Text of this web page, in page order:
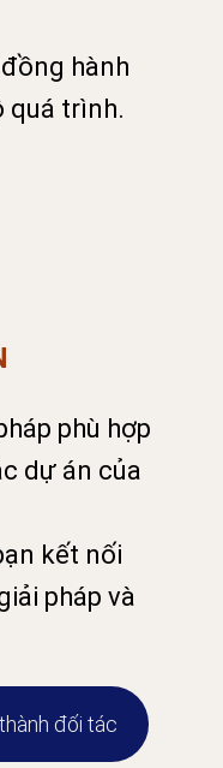
hành
quá trình.
phù hợp
dự án của
kết nối
pháp và
đối tác